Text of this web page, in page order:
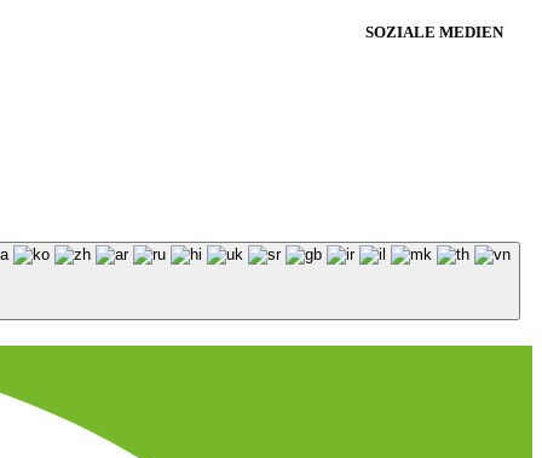
SOZIALE MEDIEN